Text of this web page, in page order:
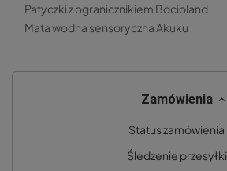
Patyczki z ogranicznikiem Bocioland
Mata wodna sensoryczna Akuku
Zamówienia
Status zamówienia
Śledzenie przesyłki